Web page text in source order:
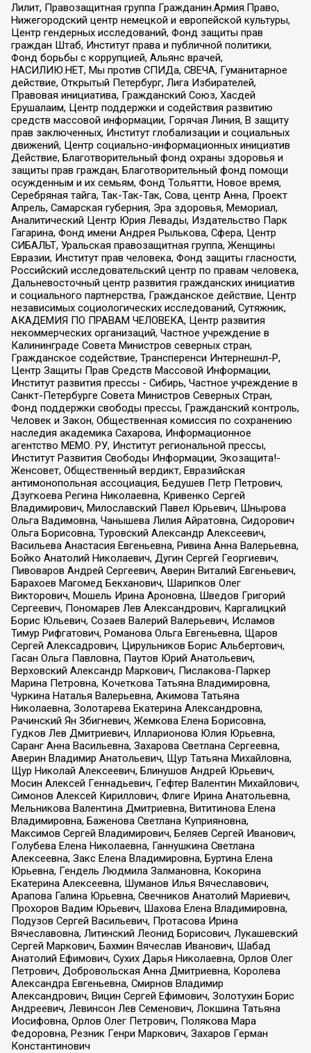
Лилит, Правозащитная группа Гражданин.Армия.Право,
Нижегородский центр немецкой и европейской культуры,
Центр гендерных исследований, Фонд защиты прав
граждан Штаб, Институт права и публичной политики,
Фонд борьбы с коррупцией, Альянс врачей,
НАСИЛИЮ.НЕТ, Мы против СПИДа, СВЕЧА, Гуманитарное
действие, Открытый Петербург, Лига Избирателей,
Правовая инициатива, Гражданский Союз, Хасдей
Ерушалаим, Центр поддержки и содействия развитию
средств массовой информации, Горячая Линия, В защиту
прав заключенных, Институт глобализации и социальных
движений, Центр социально-информационных инициатив
Действие, Благотворительный фонд охраны здоровья и
защиты прав граждан, Благотворительный фонд помощи
осужденным и их семьям, Фонд Тольятти, Новое время,
Серебряная тайга, Так-Так-Так, Сова, центр Анна, Проект
Апрель, Самарская губерния, Эра здоровья, Мемориал,
Аналитический Центр Юрия Левады, Издательство Парк
Гагарина, Фонд имени Андрея Рылькова, Сфера, Центр
СИБАЛЬТ, Уральская правозащитная группа, Женщины
Евразии, Институт прав человека, Фонд защиты гласности,
Российский исследовательский центр по правам человека,
Дальневосточный центр развития гражданских инициатив
и социального партнерства, Гражданское действие, Центр
независимых социологических исследований, Сутяжник,
АКАДЕМИЯ ПО ПРАВАМ ЧЕЛОВЕКА, Центр развития
некоммерческих организаций, Частное учреждение в
Калининграде Совета Министров северных стран,
Гражданское содействие, Трансперенси Интернешнл-Р,
Центр Защиты Прав Средств Массовой Информации,
Институт развития прессы - Сибирь, Частное учреждение в
Санкт-Петербурге Совета Министров Северных Стран,
Фонд поддержки свободы прессы, Гражданский контроль,
Человек и Закон, Общественная комиссия по сохранению
наследия академика Сахарова, Информационное
агентство МЕМО. РУ, Институт региональной прессы,
Институт Развития Свободы Информации, Экозащита!-
Женсовет, Общественный вердикт, Евразийская
антимонопольная ассоциация, Бедушев Петр Петрович,
Дзугкоева Регина Николаевна, Кривенко Сергей
Владимирович, Милославский Павел Юрьевич, Шнырова
Ольга Вадимовна, Чанышева Лилия Айратовна, Сидорович
Ольга Борисовна, Туровский Александр Алексеевич,
Васильева Анастасия Евгеньевна, Ривина Анна Валерьевна,
Бойко Анатолий Николаевич, Дугин Сергей Георгиевич,
Пивоваров Андрей Сергеевич, Аверин Виталий Евгеньевич,
Барахоев Магомед Бекханович, Шарипков Олег
Викторович, Мошель Ирина Ароновна, Шведов Григорий
Сергеевич, Пономарев Лев Александрович, Каргалицкий
Борис Юльевич, Созаев Валерий Валерьевич, Исламов
Тимур Рифгатович, Романова Ольга Евгеньевна, Щаров
Сергей Алексадрович, Цирульников Борис Альбертович,
Гасан Ольга Павловна, Паутов Юрий Анатольевич,
Верховский Александр Маркович, Пислакова-Паркер
Марина Петровна, Кочеткова Татьяна Владимировна,
Чуркина Наталья Валерьевна, Акимова Татьяна
Николаевна, Золотарева Екатерина Александровна,
Рачинский Ян Збигневич, Жемкова Елена Борисовна,
Гудков Лев Дмитриевич, Илларионова Юлия Юрьевна,
Саранг Анна Васильевна, Захарова Светлана Сергеевна,
Аверин Владимир Анатольевич, Щур Татьяна Михайловна,
Щур Николай Алексеевич, Блинушов Андрей Юрьевич,
Мосин Алексей Геннадьевич, Гефтер Валентин Михайлович,
Симонов Алексей Кириллович, Флиге Ирина Анатольевна,
Мельникова Валентина Дмитриевна, Вититинова Елена
Владимировна, Баженова Светлана Куприяновна,
Максимов Сергей Владимирович, Беляев Сергей Иванович,
Голубева Елена Николаевна, Ганнушкина Светлана
Алексеевна, Закс Елена Владимировна, Буртина Елена
Юрьевна, Гендель Людмила Залмановна, Кокорина
Екатерина Алексеевна, Шуманов Илья Вячеславович,
Арапова Галина Юрьевна, Свечников Анатолий Мариевич,
Прохоров Вадим Юрьевич, Шахова Елена Владимировна,
Подузов Сергей Васильевич, Протасова Ирина
Вячеславовна, Литинский Леонид Борисович, Лукашевский
Сергей Маркович, Бахмин Вячеслав Иванович, Шабад
Анатолий Ефимович, Сухих Дарья Николаевна, Орлов Олег
Петрович, Добровольская Анна Дмитриевна, Королева
Александра Евгеньевна, Смирнов Владимир
Александрович, Вицин Сергей Ефимович, Золотухин Борис
Андреевич, Левинсон Лев Семенович, Локшина Татьяна
Иосифовна, Орлов Олег Петрович, Полякова Мара
Федоровна, Резник Генри Маркович, Захаров Герман
Константинович